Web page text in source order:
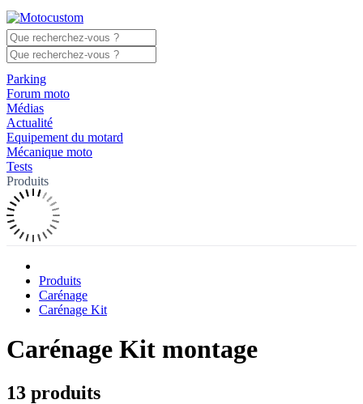
Parking
Forum moto
Médias
Actualité
Equipement du motard
Mécanique moto
Tests
Produits
Produits
Carénage
Carénage Kit
Carénage Kit montage
13 produits